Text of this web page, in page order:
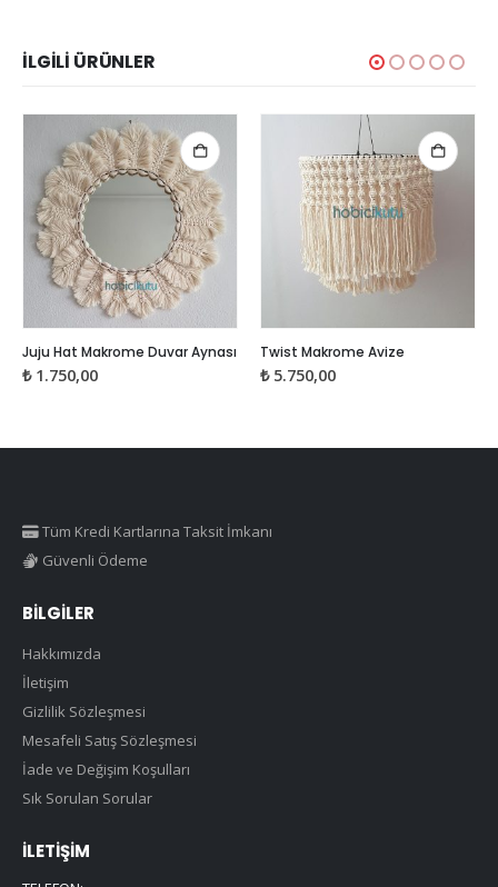
İLGILI ÜRÜNLER
Juju Hat Makrome Duvar Aynası
₺1.750,00
Twist Makrome Avize
₺5.750,00
Tüm Kredi Kartlarına Taksit İmkanı
Güvenli Ödeme
BILGILER
Hakkımızda
İletişim
Gizlilik Sözleşmesi
Mesafeli Satış Sözleşmesi
İade ve Değişim Koşulları
Sık Sorulan Sorular
İLETIŞIM